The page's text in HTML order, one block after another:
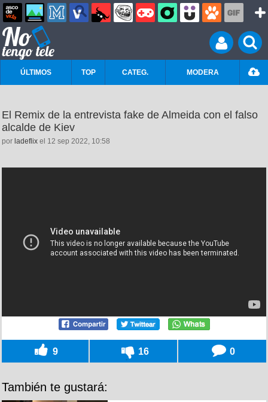
ÚLTIMOS TOP CATEG. MODERA
El Remix de la entrevista fake de Almeida con el falso
alcalde de Kiev
por ladeflix el 12 sep 2022, 10:58
9 16 0
También te gustará: